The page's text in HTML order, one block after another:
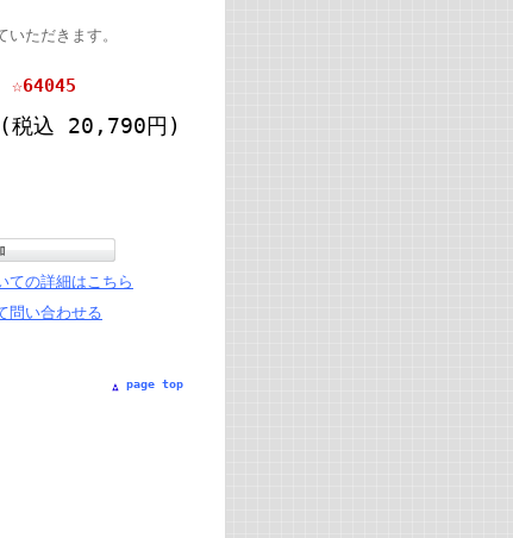
ただきます。
☆64045
(税込 20,790円)
ての詳細はこちら
問い合わせる
page top